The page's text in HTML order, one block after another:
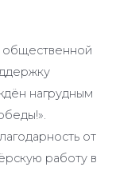
общественной
нагрудным
от
работу в